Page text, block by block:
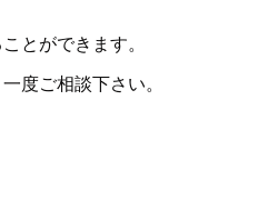
とができます。
度ご相談下さい。